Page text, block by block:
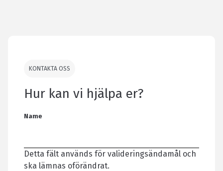
KONTAKTA OSS
Hur kan vi hjälpa er?
Name
Detta fält används för valideringsändamål och
ska lämnas oförändrat.